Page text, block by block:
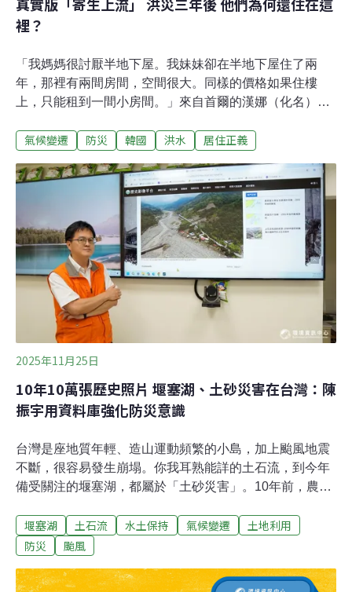
裡？
「我媽媽很討厭半地下屋。我妹妹卻在半地下屋住了兩
年，那裡有兩間房間，空間很大。同樣的價格如果住樓
上，只能租到一間小房間。」來自首爾的漢娜（化名）
卡四項大獎 ，主角金基澤居住的狹小半地下屋成為國際話
一家人不計代價「往高處爬」的劇情埋下伏筆。2022年首
爾的一場大雨，半地下屋三位居民受困溺斃的新聞，將電
影情節拉回現實。「往高處住的人較成功」《寄生上流》
劇情後段，一場滂沱暴雨讓金基澤家失去棲身之所，漫過
巷弄、淹過半身的洪水，漂浮在污水中的家具、不斷從馬
桶中翻湧出的髒水不只是災難場景，也是現實的倒影，道
出了貧富之間難以跨越的階級鴻溝。韓國影劇常用半地下
屋來描繪貧窮階級，但對不少韓國人來說，半地下屋其實
是熟悉的生活選項。漢娜說，「我媽媽討厭半地下屋，他
小時候住過那種地方，這讓他想起以前
氣候變遷 防災 韓國 洪水 居住正義
2025年11月25日
10年10萬張歷史照片 堰塞湖、土砂災害在台灣：陳
振宇用資料庫強化防災意識
台灣是座地質年輕、造山運動頻繁的小島，加上颱風地震
不斷，很容易發生崩塌。你我耳熟能詳的土石流，到今年
備受關注的堰塞湖，都屬於「土砂災害」。10年前，農業
起「土砂災害歷史照片與故事募集」，今年已經累計近10
萬張照片、空照及衛星影像。面對土砂災害，我們的準備
陳振宇接受《環境資訊中心》專訪，分享防災心境。土砂
堰塞湖 土石流 水土保持 氣候變遷
土地利用
防災
颱風